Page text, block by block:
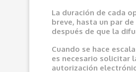
La duración de cada
breve, hasta un par
después de que la
Cuando se hace
es necesario solicitar
autorización